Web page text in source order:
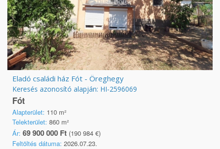
Eladó családi ház Fót - Öreghegy
Keresés azonosító alapján: HI-2596069
Fót
Alapterület: 110 m²
Telekterület: 860 m²
Ár: 69 900 000 Ft (190 984 €)
Feltöltés dátuma: 2026.07.23.